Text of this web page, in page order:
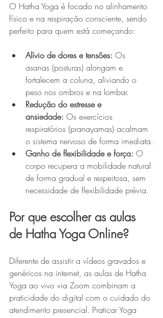
O Hatha Yoga é focado no alinhamento
físico e na respiração consciente, sendo
perfeito para quem está começando:
Alívio de dores e tensões: Os
asanas (posturas) alongam e
fortalecem a coluna, aliviando o
peso nos ombros e na lombar.
Redução do estresse e
ansiedade: Os exercícios
respiratórios (pranayamas) acalmam
o sistema nervoso de forma imediata.
Ganho de flexibilidade e força: O
corpo recupera a mobilidade natural
de forma gradual e respeitosa, sem
necessidade de flexibilidade prévia.
Por que escolher as aulas
de Hatha Yoga Online?
Diferente de assistir a vídeos gravados e
genéricos na internet, as aulas de Hatha
Yoga ao vivo via Zoom combinam a
praticidade do digital com o cuidado do
atendimento presencial. Praticar Yoga